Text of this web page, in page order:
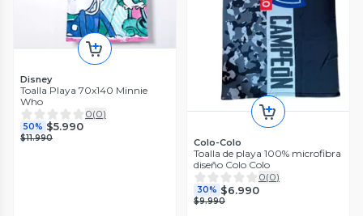
Disney
Toalla Playa 70x140 Minnie
Who
0(0)
50% $5.990
$11.990 Colo-Colo
Toalla de playa 100% microfibra
diseño Colo Colo
0(0)
30% $6.990
$9.990